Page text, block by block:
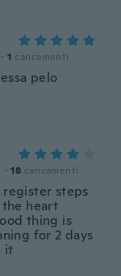
· 1 caricamenti
pelo
· 18 caricamenti
steps
heart
thing is
for 2 days
it